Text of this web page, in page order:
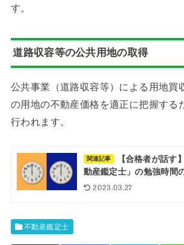
す。
道路収容等の公共用地の取得
公共事業（道路収容等）による用地買
の用地の不動産価格を適正に把握する
行われます。
関連記事
【合格者が話す
動産鑑定士」の勉強時間
2023.03.27
不動産鑑定士